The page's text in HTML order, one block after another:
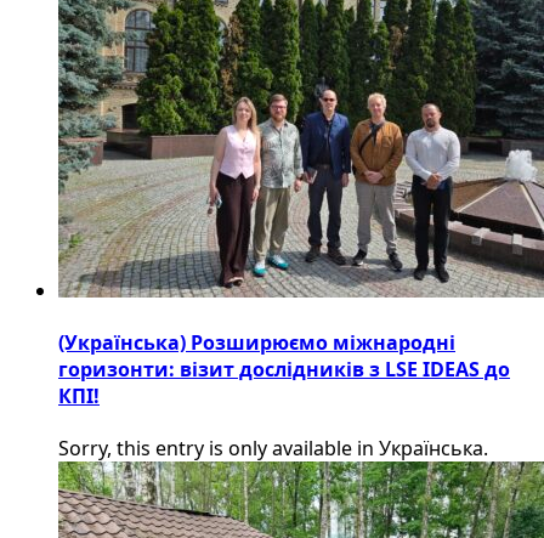
(Українська) Розширюємо міжнародні
горизонти: візит дослідників з LSE IDEAS до
КПІ!
Sorry, this entry is only available in Українська.